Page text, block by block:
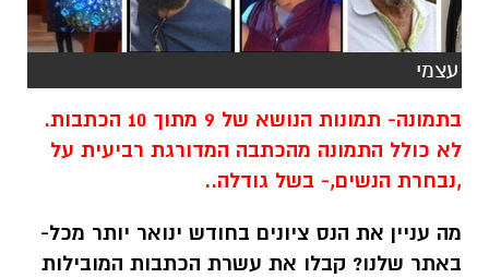
עצמי
בתמונה- תמונות הנושא של 9 מתוך 10 הכתבות.
לא כולל התמונה מהכתבה המדורגת רביעית על
,נבחרת הנשים,- בשל גודלה..
מה עניין את הנס ציונים בחודש ינואר יותר מכל-
באתר שלנו? קבלו את עשרת הכתבות המובילות